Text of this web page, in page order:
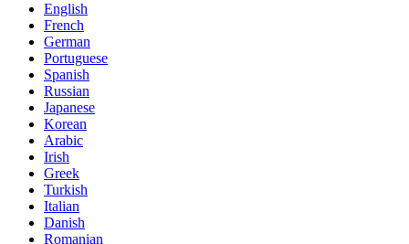
English
French
German
Portuguese
Spanish
Russian
Japanese
Korean
Arabic
Irish
Greek
Turkish
Italian
Danish
Romanian